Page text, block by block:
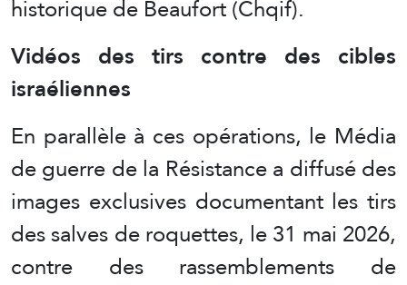
historique de Beaufort (Chqif).
Vidéos des tirs contre des cibles
israéliennes
En parallèle à ces opérations, le Média
de guerre de la Résistance a diffusé des
images exclusives documentant les tirs
des salves de roquettes, le 31 mai 2026,
contre des rassemblements de